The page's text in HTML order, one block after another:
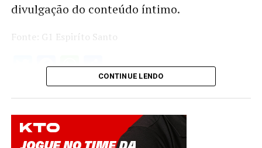
divulgação do conteúdo íntimo.
Fonte: G1 Espiríto Santo
Twitter
Facebook
WhatsApp
Share
CONTINUE LENDO